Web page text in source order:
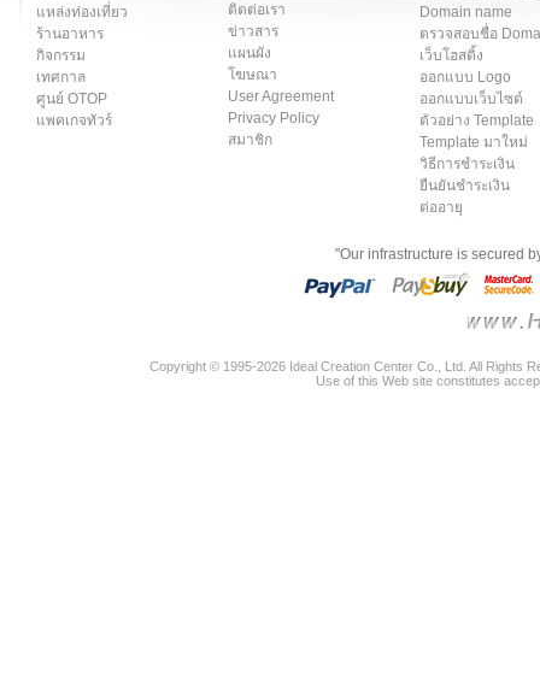
แหล่งท่องเที่ยว
ร้านอาหาร
กิจกรรม
เทศกาล
ศูนย์ OTOP
แพคเกจทัวร์
ติดต่อเรา
ข่าวสาร
แผนผัง
โฆษณา
User Agreement
Privacy Policy
สมาชิก
Domain name
ตรวจสอบชื่อ
เว็บโฮสติ้ง
ออกแบบ Logo
ออกแบบเว็บไซต์
ตัวอย่าง Template
Template มาใหม่
วิธีการชำระเงิน
ยืนยันชำระเงิน
ต่ออายุ
"Our infrastructure is secured
Copyright © 1995-2026 Ideal Creation Center Co., Ltd. All Rights
Use of this Web site constitutes